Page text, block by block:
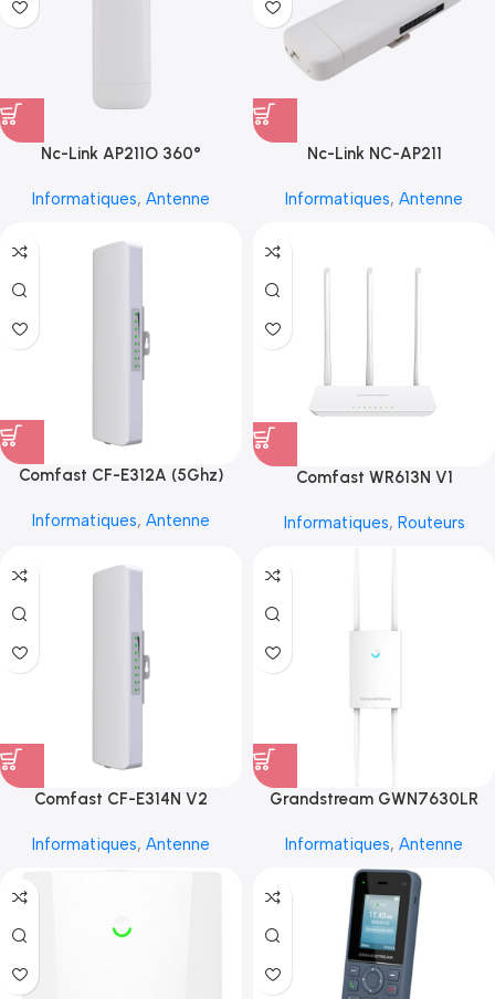
Nc-Link AP211O 360°
Informatiques, Antenne
Nc-Link NC-AP211
Informatiques, Antenne
Comfast CF-E312A (5Ghz)
Informatiques, Antenne
Comfast WR613N V1
Informatiques, Routeurs
Comfast CF-E314N V2
Informatiques, Antenne
Grandstream GWN7630LR
Informatiques, Antenne